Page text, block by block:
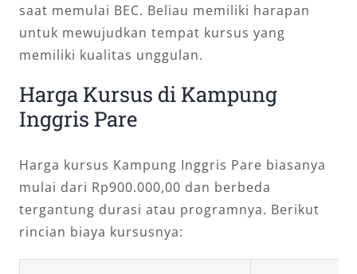
saat memulai BEC. Beliau memiliki harapan
untuk mewujudkan tempat kursus yang
memiliki kualitas unggulan.
Harga Kursus di Kampung
Inggris Pare
Harga kursus Kampung Inggris Pare biasanya
mulai dari Rp900.000,00 dan berbeda
tergantung durasi atau programnya. Berikut
rincian biaya kursusnya: